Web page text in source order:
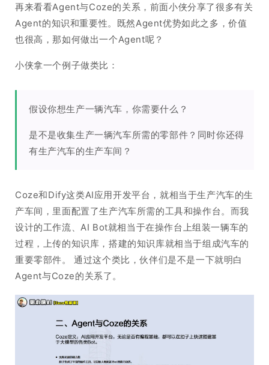
再来看看Agent与Coze的关系，前面小侠分享了很多有关
Agent的知识和重要性。既然Agent优势如此之多，价值
也很高，那如何做出一个Agent呢？
小侠拿一个例子做类比：
假设你想生产一辆汽车，你需要什么？
是不是收集生产一辆汽车所需的零部件？同时你还得
有生产汽车的生产车间？
Coze和Dify这类AI应用开发平台，就相当于生产汽车的生
产车间，里面配置了生产汽车所需的工具和操作台。而我
设计的工作流、AI Bot就相当于在操作台上组装一辆车的
过程，上传的知识库，搭建的知识库就相当于组成汽车的
重要零部件。 通过这个类比，伙伴们是不是一下就明白
Agent与Coze的关系了。